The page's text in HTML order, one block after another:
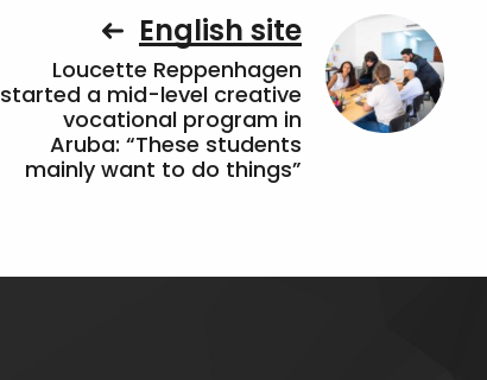
English site
Loucette Reppenhagen
started a mid-level creative
vocational program in
Aruba: “These students
mainly want to do things”